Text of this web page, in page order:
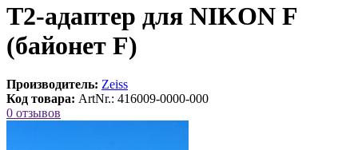
T2-адаптер для NIKON F
(байонет F)
Производитель: Zeiss
Код товара: ArtNr.: 416009-0000-000
0 отзывов